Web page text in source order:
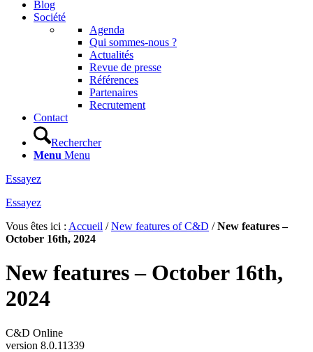
Blog
Société
Agenda
Qui sommes-nous ?
Actualités
Revue de presse
Références
Partenaires
Recrutement
Contact
Rechercher
Menu Menu
Essayez
Essayez
Vous êtes ici : Accueil /New features of C&D /New features –
October 16th, 2024
New features – October 16th,
2024
C&D Online
version 8.0.11339